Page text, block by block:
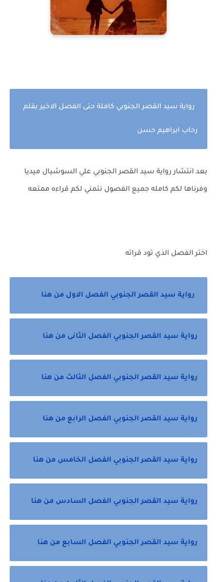
رواية سيد القصر الجنوبي كاملة حتى الفصل الاخير بقلم
رحاب ابراهيم حسن
بعد انتشار رواية سيد القصر الجنوبي علي السوشيال ميديا
وفرناها لكم كامله جميع الفصول نتمني لكم قراءه ممتعه
اختر الفصل الذي تود قراته
رواية سيد القصر الجنوبي الفصل الاول من هنا
رواية سيد القصر الجنوبي الفصل الثانى من هنا
رواية سيد القصر الجنوبي الفصل الثالث من هنا
رواية سيد القصر الجنوبي الفصل الرابع من هنا
رواية سيد القصر الجنوبي الفصل الخامس من هنا
رواية سيد القصر الجنوبي الفصل السادس من هنا
رواية سيد القصر الجنوبي الفصل السابع من هنا